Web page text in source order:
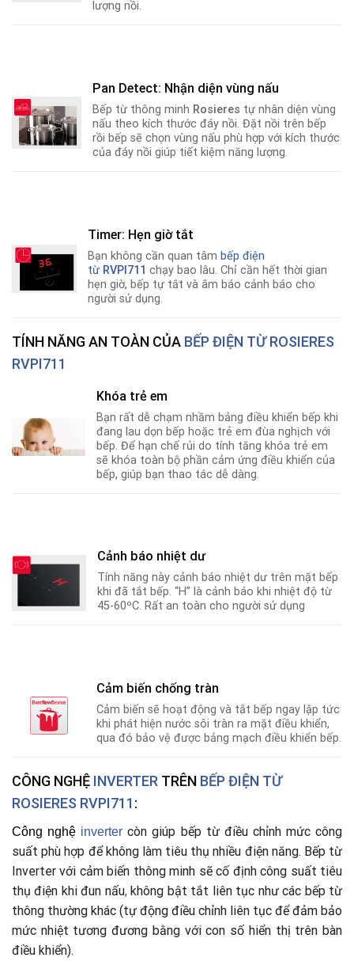
lượng nồi.
Pan Detect: Nhận diện vùng nấu
Bếp từ thông minh Rosieres tự nhân diện vùng
nấu theo kích thước đáy nồi. Đặt nồi trên bếp
rồi bếp sẽ chọn vùng nấu phù hợp với kích thước
của đáy nồi giúp tiết kiệm năng lượng.
Timer: Hẹn giờ tắt
Bạn không cần quan tâm bếp điện
từ RVPI711 chạy bao lâu. Chỉ cần hết thời gian
hẹn giờ, bếp tự tắt và âm báo cảnh báo cho
người sử dụng.
TÍNH NĂNG AN TOÀN CỦA BẾP ĐIỆN TỪ ROSIERES
RVPI711
Khóa trẻ em
Bạn rất dễ chạm nhầm bảng điều khiển bếp khi
đang lau dọn bếp hoặc trẻ em đùa nghịch với
bếp. Để hạn chế rủi do tính tăng khóa trẻ em
sẽ khóa toàn bộ phần cảm ứng điều khiển của
bếp, giúp bạn thao tác dễ dàng.
Cảnh báo nhiệt dư
Tính năng này cảnh báo nhiệt dư trên mặt bếp
khi đã tắt bếp. “H” là cảnh báo khi nhiệt độ từ
45-60ºC. Rất an toàn cho người sử dụng
Cảm biến chống tràn
Cảm biến sẽ hoạt động và tắt bếp ngay lập tức
khi phát hiện nước sôi tràn ra mặt điều khiển,
qua đó bảo vệ được bảng mạch điều khiển bếp.
CÔNG NGHỆ INVERTER TRÊN BẾP ĐIỆN TỪ
ROSIERES RVPI711:
Công nghệ inverter còn giúp bếp từ điều chỉnh mức công
suất phù hợp để không làm tiêu thụ nhiều điện năng. Bếp từ
Inverter với cảm biến thông minh sẽ cố định công suất tiêu
thụ điện khi đun nấu,không bật tắt liên tục như các bếp từ
thông thường khác (tự động điều chỉnh liên tục để đảm bảo
mức nhiệt tương đương bằng với con số hiển thị trên bàn
điều khiển).